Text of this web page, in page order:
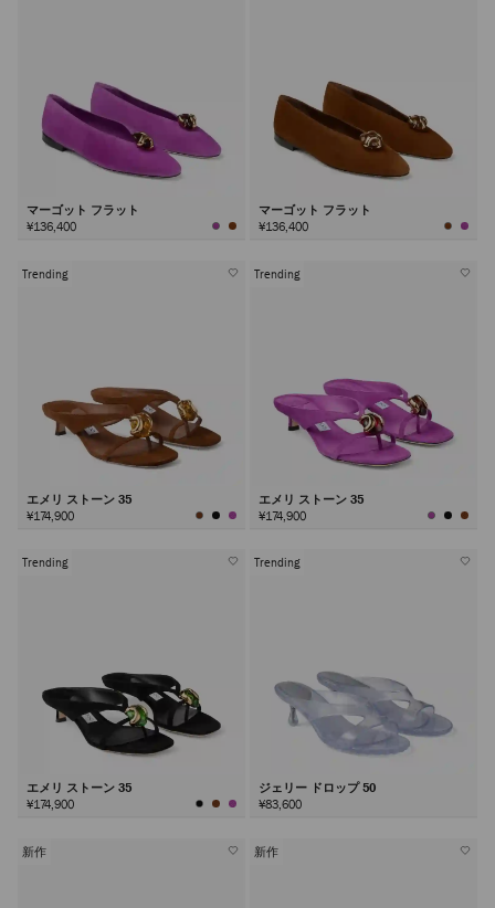
マーゴット フラット
¥136,400
マーゴット フラット
¥136,400
Trending
エメリ ストーン 35
¥174,900
Trending
エメリ ストーン 35
¥174,900
Trending
エメリ ストーン 35
¥174,900
Trending
ジェリー ドロップ 50
¥83,600
新作 新作